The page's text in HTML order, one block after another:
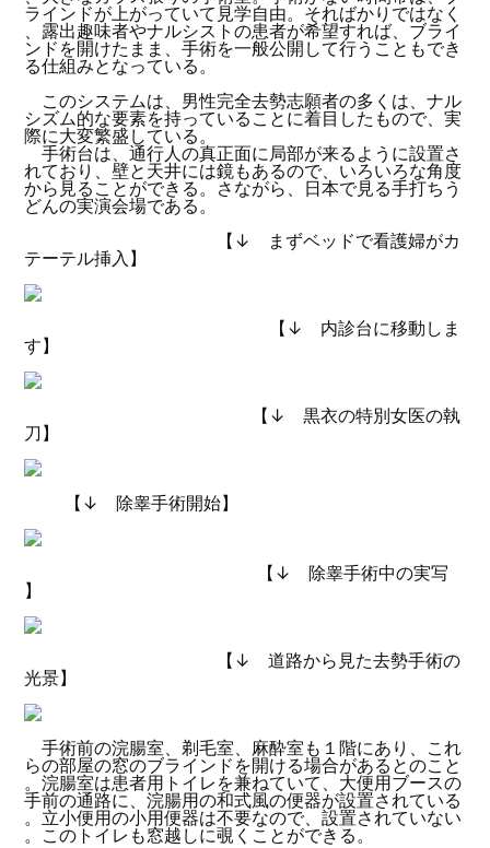
ラインドが上がっていて見学自由。そればかりではなく
、露出趣味者やナルシストの患者が希望すれば、ブライ
ンドを開けたまま、手術を一般公開して行うこともでき
る仕組みとなっている。
このシステムは、男性完全去勢志願者の多くは、ナル
シズム的な要素を持っていることに着目したもので、実
際に大変繁盛している。
手術台は、通行人の真正面に局部が来るように設置さ
れており、壁と天井には鏡もあるので、いろいろな角度
から見ることができる。さながら、日本で見る手打ちう
どんの実演会場である。
【↓ まずベッドで看護婦がカ
テーテル挿入】
【↓ 内診台に移動しま
す】
【↓ 黒衣の特別女医の執
刀】
【↓ 除睾手術開始】
【↓ 除睾手術中の実写
】
【↓ 道路から見た去勢手術の
光景】
手術前の浣腸室、剃毛室、麻酔室も１階にあり、これ
らの部屋の窓のブラインドを開ける場合があるとのこと
。浣腸室は患者用トイレを兼ねていて、大便用ブースの
手前の通路に、浣腸用の和式風の便器が設置されている
。立小便用の小用便器は不要なので、設置されていない
。このトイレも窓越しに覗くことができる。